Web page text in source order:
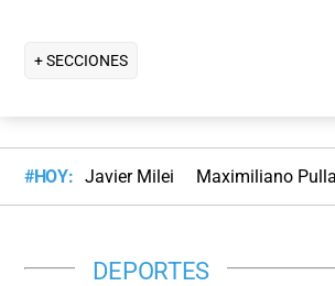
+ SECCIONES
#HOY: Javier Milei Maximiliano
DEPORTES